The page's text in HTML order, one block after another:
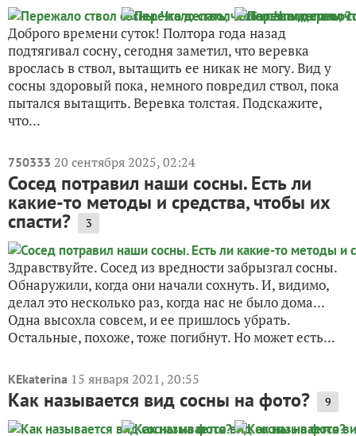
Доброго времени суток! Полтора года назад
подтягивал сосну, сегодня заметил, что веревка
врослась в ствол, вытащить ее никак не могу. Вид у
сосны здоровый пока, немного повредил ствол, пока
пытался вытащить. Веревка толстая. Подскажите,
что...
750333 20 сентября 2025, 02:24
Сосед потравил наши сосны. Есть ли
какие-то методы и средства, чтобы их
спасти? 3
Здравствуйте. Сосед из вредности забрызгал сосны.
Обнаружили, когда они начали сохнуть. И, видимо,
делал это несколько раз, когда нас не было дома...
Одна высохла совсем, и ее пришлось убрать.
Остальные, похоже, тоже погибнут. Но может есть...
KEkaterina 15 января 2021, 20:55
Как называется вид сосны на фото? 9